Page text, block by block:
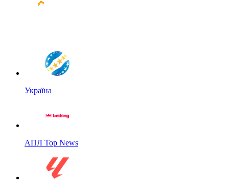
Україна
АПЛ Top News